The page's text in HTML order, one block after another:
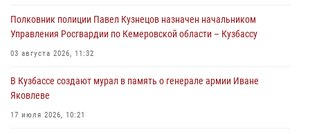
Росгвардейцы задержали мужчину, повредившего имущество
горожанки
06 августа 2026, 08:17
Росгвардейцы пресекли противоправные действия и защитили
новокузнечанку от агрессивного знакомого
06 августа 2026, 07:16
Полковник полиции Павел Кузнецов назначен начальником
Управления Росгвардии по Кемеровской области – Кузбассу
03 августа 2026, 11:32
В Кузбассе создают мурал в память о генерале армии Иване
Яковлеве
17 июля 2026, 10:21